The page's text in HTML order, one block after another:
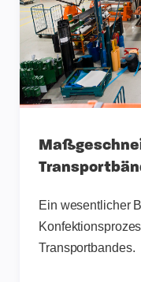
Ein wesentlicher
Transportbandes.